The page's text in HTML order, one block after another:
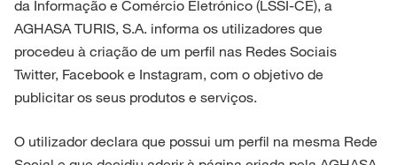
da Informação e Comércio Eletrónico (LSSI-CE), a
AGHASA TURIS, S.A. informa os utilizadores que
procedeu à criação de um perfil nas Redes Sociais
Twitter, Facebook e Instagram, com o objetivo de
publicitar os seus produtos e serviços.
O utilizador declara que possui um perfil na mesma Rede